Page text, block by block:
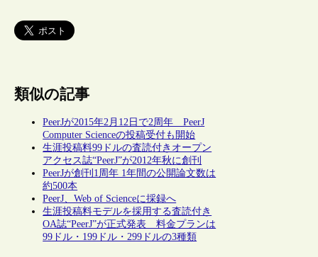
類似の記事
PeerJが2015年2月12日で2周年 PeerJ
Computer Scienceの投稿受付も開始
生涯投稿料99ドルの査読付きオープン
アクセス誌“PeerJ”が2012年秋に創刊
PeerJが創刊1周年 1年間の公開論文数は
約500本
PeerJ、Web of Scienceに採録へ
生涯投稿料モデルを採用する査読付き
OA誌“PeerJ”が正式発表 料金プランは
99ドル・199ドル・299ドルの3種類